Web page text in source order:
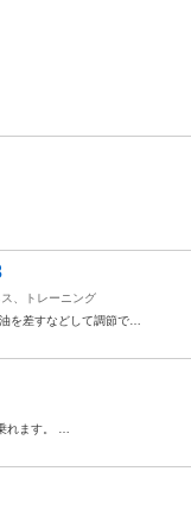
、トレーニング
を差すなどして調節で…
れます。 …